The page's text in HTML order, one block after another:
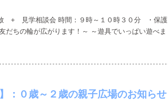
+ 見学相談会 時間：９時～１０時３０分 ・保護
だちの輪が広がります！～ ～遊具でいっぱい遊べま
：０歳～２歳の親子広場のお知らせ